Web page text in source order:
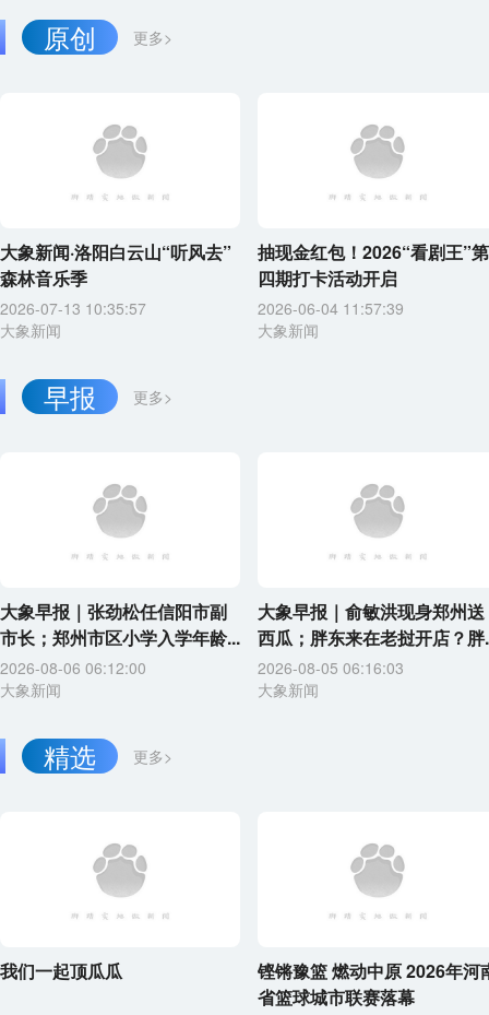
更多>
原创
大象新闻·洛阳白云山“听风去”
森林音乐季
2026-07-13 10:35:57
大象新闻
抽现金红包！2026“看剧王”第
四期打卡活动开启
2026-06-04 11:57:39
大象新闻
更多>
早报
大象早报｜张劲松任信阳市副
市长；郑州市区小学入学年龄...
2026-08-06 06:12:00
大象新闻
大象早报｜俞敏洪现身郑州送
西瓜；胖东来在老挝开店？胖
2026-08-05 06:16:03
大象新闻
更多>
精选
我们一起顶瓜瓜
铿锵豫篮 燃动中原 2026年河
省篮球城市联赛落幕